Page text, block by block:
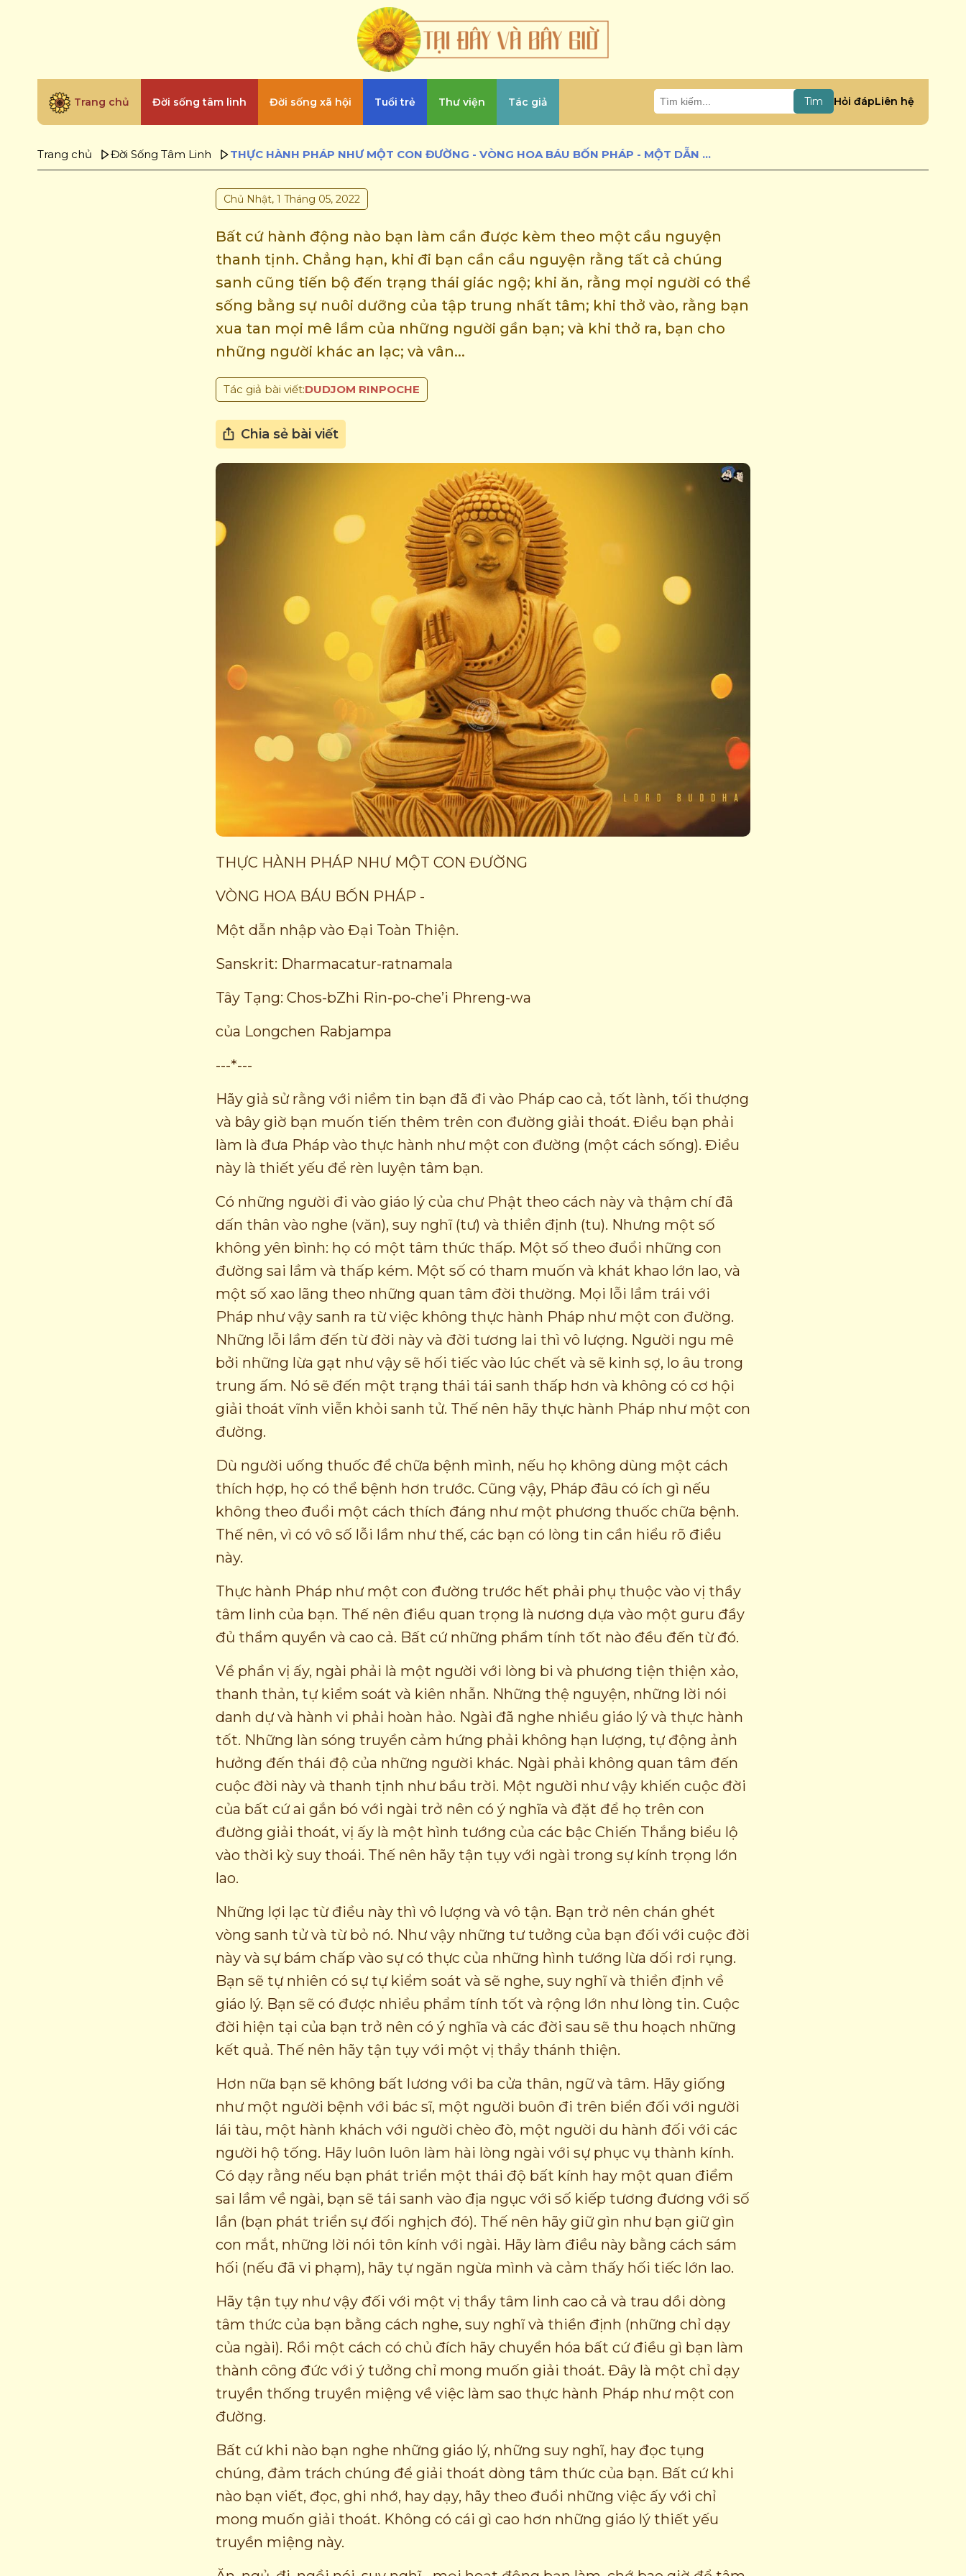
Trang chủ Đời sống tâm linh Đời sống xã hội Tuổi trẻ Thư viện Tác giả Tìm Hỏi đápLiên hệ
Trang chủ Đời Sống Tâm Linh THỰC HÀNH PHÁP NHƯ MỘT CON ĐƯỜNG - VÒNG HOA BÁU BỐN PHÁP - MỘT DẪN NHẬP VÀO ĐẠI TOÀN THIỆN. SANSKRIT: DHARMACATUR-RATNAMALA
Chủ Nhật, 1 Tháng 05, 2022
Bất cứ hành động nào bạn làm cần được kèm theo một cầu nguyện
thanh tịnh. Chẳng hạn, khi đi bạn cần cầu nguyện rằng tất cả chúng
sanh cũng tiến bộ đến trạng thái giác ngộ; khi ăn, rằng mọi người có thể
sống bằng sự nuôi dưỡng của tập trung nhất tâm; khi thở vào, rằng bạn
xua tan mọi mê lầm của những người gần bạn; và khi thở ra, bạn cho
những người khác an lạc; và vân...
Tác giả bài viết:DUDJOM RINPOCHE
Chia sẻ bài viết
THỰC HÀNH PHÁP NHƯ MỘT CON ĐƯỜNG
VÒNG HOA BÁU BỐN PHÁP -
Một dẫn nhập vào Đại Toàn Thiện.
Sanskrit: Dharmacatur-ratnamala
Tây Tạng: Chos-bZhi Rin-po-che’i Phreng-wa
của Longchen Rabjampa
---*---
Hãy giả sử rằng với niềm tin bạn đã đi vào Pháp cao cả, tốt lành, tối thượng
và bây giờ bạn muốn tiến thêm trên con đường giải thoát. Điều bạn phải
làm là đưa Pháp vào thực hành như một con đường (một cách sống). Điều
này là thiết yếu để rèn luyện tâm bạn.
Có những người đi vào giáo lý của chư Phật theo cách này và thậm chí đã
dấn thân vào nghe (văn), suy nghĩ (tư) và thiền định (tu). Nhưng một số
không yên bình: họ có một tâm thức thấp. Một số theo đuổi những con
đường sai lầm và thấp kém. Một số có tham muốn và khát khao lớn lao, và
một số xao lãng theo những quan tâm đời thường. Mọi lỗi lầm trái với
Pháp như vậy sanh ra từ việc không thực hành Pháp như một con đường.
Những lỗi lầm đến từ đời này và đời tương lai thì vô lượng. Người ngu mê
bởi những lừa gạt như vậy sẽ hối tiếc vào lúc chết và sẽ kinh sợ, lo âu trong
trung ấm. Nó sẽ đến một trạng thái tái sanh thấp hơn và không có cơ hội
giải thoát vĩnh viễn khỏi sanh tử. Thế nên hãy thực hành Pháp như một con
đường.
Dù người uống thuốc để chữa bệnh mình, nếu họ không dùng một cách
thích hợp, họ có thể bệnh hơn trước. Cũng vậy, Pháp đâu có ích gì nếu
không theo đuổi một cách thích đáng như một phương thuốc chữa bệnh.
Thế nên, vì có vô số lỗi lầm như thế, các bạn có lòng tin cần hiểu rõ điều
này.
Thực hành Pháp như một con đường trước hết phải phụ thuộc vào vị thầy
tâm linh của bạn. Thế nên điều quan trọng là nương dựa vào một guru đầy
đủ thẩm quyền và cao cả. Bất cứ những phẩm tính tốt nào đều đến từ đó.
Về phần vị ấy, ngài phải là một người với lòng bi và phương tiện thiện xảo,
thanh thản, tự kiểm soát và kiên nhẫn. Những thệ nguyện, những lời nói
danh dự và hành vi phải hoàn hảo. Ngài đã nghe nhiều giáo lý và thực hành
tốt. Những làn sóng truyền cảm hứng phải không hạn lượng, tự động ảnh
hưởng đến thái độ của những người khác. Ngài phải không quan tâm đến
cuộc đời này và thanh tịnh như bầu trời. Một người như vậy khiến cuộc đời
của bất cứ ai gắn bó với ngài trở nên có ý nghĩa và đặt để họ trên con
đường giải thoát, vị ấy là một hình tướng của các bậc Chiến Thắng biểu lộ
vào thời kỳ suy thoái. Thế nên hãy tận tụy với ngài trong sự kính trọng lớn
lao.
Những lợi lạc từ điều này thì vô lượng và vô tận. Bạn trở nên chán ghét
vòng sanh tử và từ bỏ nó. Như vậy những tư tưởng của bạn đối với cuộc đời
này và sự bám chấp vào sự có thực của những hình tướng lừa dối rơi rụng.
Bạn sẽ tự nhiên có sự tự kiểm soát và sẽ nghe, suy nghĩ và thiền định về
giáo lý. Bạn sẽ có được nhiều phẩm tính tốt và rộng lớn như lòng tin. Cuộc
đời hiện tại của bạn trở nên có ý nghĩa và các đời sau sẽ thu hoạch những
kết quả. Thế nên hãy tận tụy với một vị thầy thánh thiện.
Hơn nữa bạn sẽ không bất lương với ba cửa thân, ngữ và tâm. Hãy giống
như một người bệnh với bác sĩ, một người buôn đi trên biển đối với người
lái tàu, một hành khách với người chèo đò, một người du hành đối với các
người hộ tống. Hãy luôn luôn làm hài lòng ngài với sự phục vụ thành kính.
Có dạy rằng nếu bạn phát triển một thái độ bất kính hay một quan điểm
sai lầm về ngài, bạn sẽ tái sanh vào địa ngục với số kiếp tương đương với số
lần (bạn phát triển sự đối nghịch đó). Thế nên hãy giữ gìn như bạn giữ gìn
con mắt, những lời nói tôn kính với ngài. Hãy làm điều này bằng cách sám
hối (nếu đã vi phạm), hãy tự ngăn ngừa mình và cảm thấy hối tiếc lớn lao.
Hãy tận tụy như vậy đối với một vị thầy tâm linh cao cả và trau dồi dòng
tâm thức của bạn bằng cách nghe, suy nghĩ và thiền định (những chỉ dạy
của ngài). Rồi một cách có chủ đích hãy chuyển hóa bất cứ điều gì bạn làm
thành công đức với ý tưởng chỉ mong muốn giải thoát. Đây là một chỉ dạy
truyền thống truyền miệng về việc làm sao thực hành Pháp như một con
đường.
Bất cứ khi nào bạn nghe những giáo lý, những suy nghĩ, hay đọc tụng
chúng, đảm trách chúng để giải thoát dòng tâm thức của bạn. Bất cứ khi
nào bạn viết, đọc, ghi nhớ, hay dạy, hãy theo đuổi những việc ấy với chỉ
mong muốn giải thoát. Không có cái gì cao hơn những giáo lý thiết yếu
truyền miệng này.